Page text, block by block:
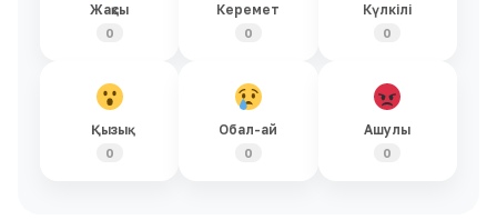
Жақсы
0
Керемет
0
Күлкілі
0
Қызық
0
Обал-ай
0
Ашулы
0